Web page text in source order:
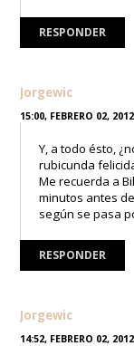
RESPONDER
Jorgewic
15:00, FEBRERO 02, 2012
Y, a todo ésto,
rubicunda
Me recuerda a
minutos antes
según se pasa
RESPONDER
Jorgewic
14:52, FEBRERO 02, 2012